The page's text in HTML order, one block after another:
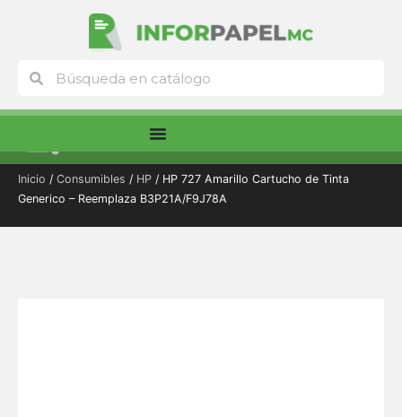
Buscar
Inicio / Consumibles / HP / HP 727 Amarillo Cartucho de Tinta
Generico – Reemplaza B3P21A/F9J78A